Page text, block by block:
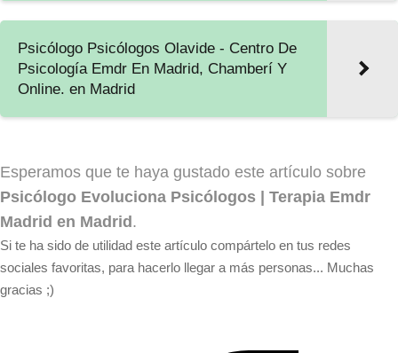
Psicólogo Psicólogos Olavide - Centro De
Psicología Emdr En Madrid, Chamberí Y
Online. en Madrid
Esperamos que te haya gustado este artículo sobre
Psicólogo Evoluciona Psicólogos | Terapia Emdr
Madrid en Madrid.
Si te ha sido de utilidad este artículo compártelo en tus redes
sociales favoritas, para hacerlo llegar a más personas... Muchas
gracias ;)